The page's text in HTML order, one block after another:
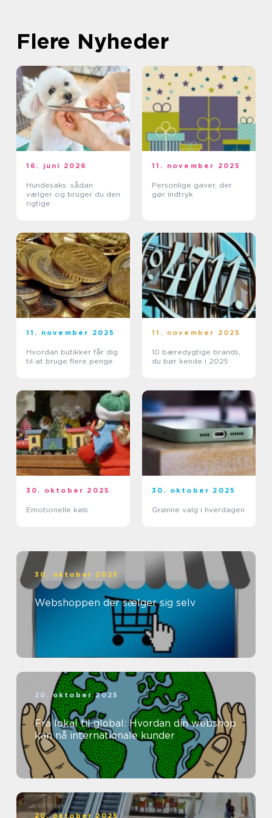
Flere Nyheder
16. juni 2026
Hundesaks: sådan
vælger og bruger du den
rigtige
11. november 2025
Personlige gaver, der
gør indtryk
11. november 2025
Hvordan butikker får dig
til at bruge flere penge
11. november 2025
10 bæredygtige brands,
du bør kende i 2025
30. oktober 2025
Emotionelle køb
30. oktober 2025
Grønne valg i hverdagen
30. oktober 2025
Webshoppen der sælger sig selv
20. oktober 2025
Fra lokal til global: Hvordan din webshop
kan nå internationale kunder
20. oktober 2025